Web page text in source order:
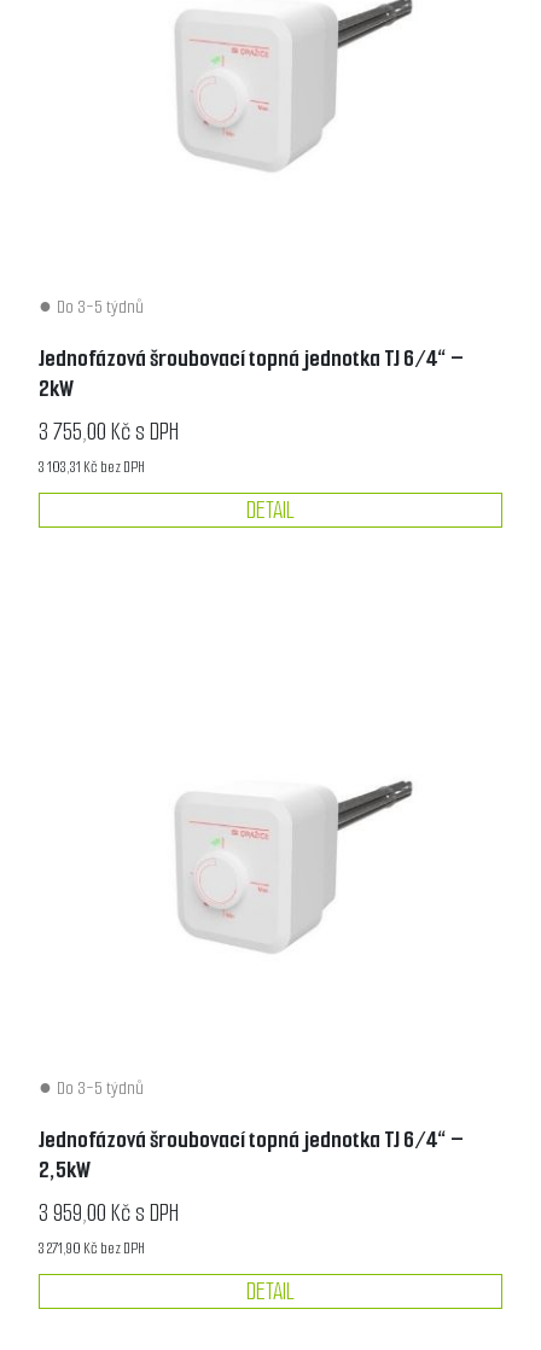
Do 3-5 týdnů
Jednofázová šroubovací topná jednotka TJ 6/4“ –
2kW
3 755,00 Kč s DPH
3 103,31 Kč bez DPH
DETAIL
Do 3-5 týdnů
Jednofázová šroubovací topná jednotka TJ 6/4“ –
2,5kW
3 959,00 Kč s DPH
3 271,90 Kč bez DPH
DETAIL